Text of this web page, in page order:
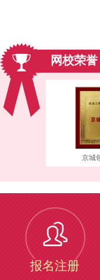
网校荣誉
京城
年度
报名注册